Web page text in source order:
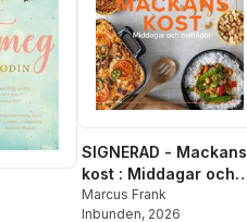
SIGNERAD - Mackans
kost : Middagar och
matlådor
Marcus Frank
Inbunden, 2026